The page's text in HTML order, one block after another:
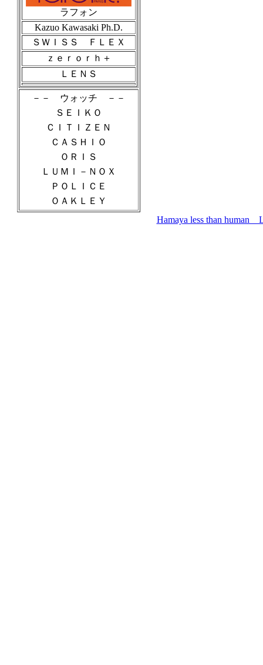
ラフォン
Kazuo Kawasaki Ph.D.
ＳＷＩＳＳ ＦＬＥＸ
ｚｅｒｏｒｈ＋
ＬＥＮＳ
－－ ウォッチ －－
ＳＥＩＫＯ
ＣＩＴＩＺＥＮ
ＣＡＳＨＩＯ
ＯＲＩＳ
ＬＵＭＩ－ＮＯＸ
ＰＯＬＩＣＥ
ＯＡＫＬＥＹ
Hamaya less than